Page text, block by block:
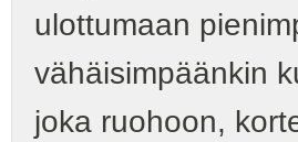
ulottumaan
vähäisimpäänkin
joka ruohoon,